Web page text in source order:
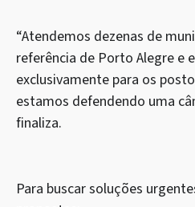
“Atendemos dezenas de
referência de Porto Alegre e
exclusivamente para os
estamos defendendo uma
finaliza.
Para buscar soluções